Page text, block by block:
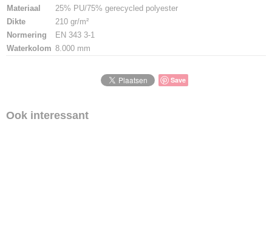
Materiaal
25% PU/75% gerecycled polyester
Dikte
210 gr/m²
Normering
EN 343 3-1
Waterkolom 8.000 mm
Save
Ook interessant